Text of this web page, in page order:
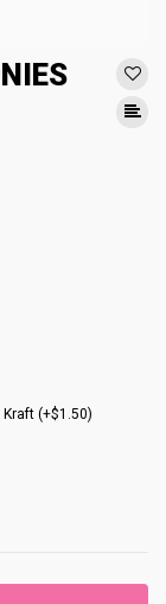
Kraft (+$1.50)